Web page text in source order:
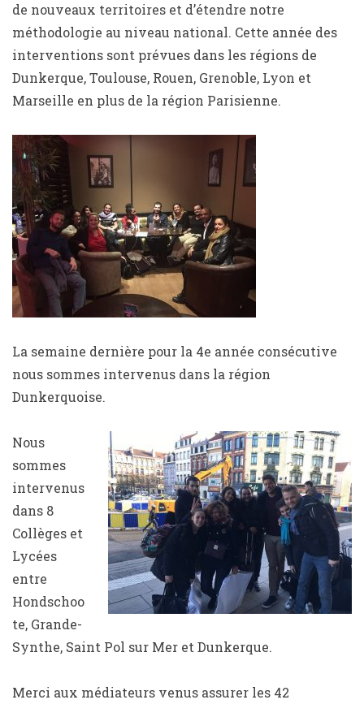
de nouveaux territoires et d’étendre notre
méthodologie au niveau national. Cette année des
interventions sont prévues dans les régions de
Dunkerque, Toulouse, Rouen, Grenoble, Lyon et
Marseille en plus de la région Parisienne.
La semaine dernière pour la 4e année consécutive
nous sommes intervenus dans la région
Dunkerquoise.
Nous
sommes
intervenus
dans 8
Collèges et
Lycées
entre
Hondschoo
te, Grande-
Synthe, Saint Pol sur Mer et Dunkerque.
Merci aux médiateurs venus assurer les 42